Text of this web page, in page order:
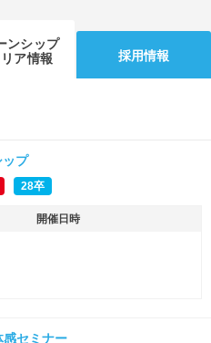
ンシップ
ア情報
採用情報
ップ
28卒
開催日時
感セミナー